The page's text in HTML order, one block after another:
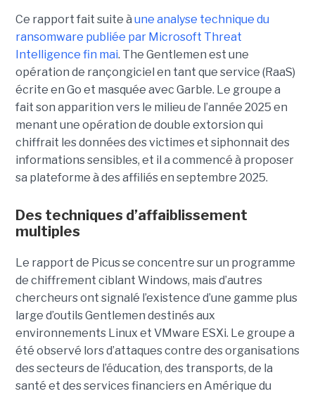
Ce rapport fait suite à une analyse technique du
ransomware publiée par Microsoft Threat
Intelligence fin mai. The Gentlemen est une
opération de rançongiciel en tant que service (RaaS)
écrite en Go et masquée avec Garble. Le groupe a
fait son apparition vers le milieu de l’année 2025 en
menant une opération de double extorsion qui
chiffrait les données des victimes et siphonnait des
informations sensibles, et il a commencé à proposer
sa plateforme à des affiliés en septembre 2025.
Des techniques d’affaiblissement
multiples
Le rapport de Picus se concentre sur un programme
de chiffrement ciblant Windows, mais d’autres
chercheurs ont signalé l’existence d’une gamme plus
large d’outils Gentlemen destinés aux
environnements Linux et VMware ESXi. Le groupe a
été observé lors d’attaques contre des organisations
des secteurs de l’éducation, des transports, de la
santé et des services financiers en Amérique du